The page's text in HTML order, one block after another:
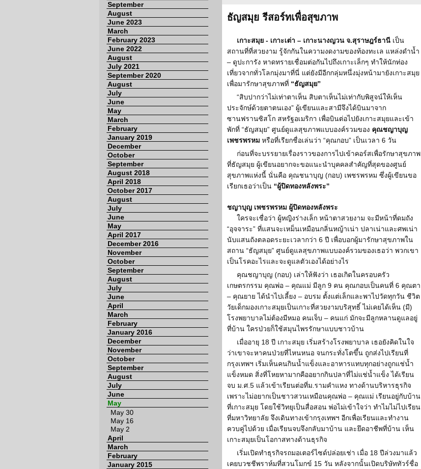
September
August
June 2023
March
February 2023
June 2022
August
July 2021
September 2020
August
July
June
May
March
February
January 2019
December
October
September
August 2018
April 2018
October 2017
August
July
June
May
April 2017
December 2016
November
October
September
August
July
June
April
March
February
January 2016
December
November
October
September
August
July
June
May
May 30
May 16
May 2
April
March
February
January 2015
ธัญสมุย รีสอร์ทเพื่อสุขภาพ
เกาะสมุย - เกาะเต่า – เกาะนางญวน จ.สุราษฎร์ธานี เป็น
สถานที่ที่สวยงาม รู้จักกันในความงดงามของท้องทะเล แหล่งดำน้ำ
– ดูปะการัง หาดทรายเชื่อมต่อกันไปถึงเกาะเล็กๆ ทำให้นักท่อง
เที่ยวจากทั่วโลกมุ่งมาที่นี่ แต่ยังมีอีกกลุ่มหนึ่งมุ่งหน้ามายังเกาะสมุย
เพื่อมารักษาสุขภาพที่ “ธัญสมุย”
“สิบปากว่าไม่เท่าตาเห็น สิบตาเห็นไม่เท่ากับพิสูจน์ให้เห็น
ประจักษ์ด้วยตาตนเอง” ผู้เขียนและสามีจึงได้บินมาจาก
ซานฟรานซิสโก สหรัฐอเมริกา เพื่อบินต่อไปยังเกาะสมุยและเข้า
พักที่ “ธัญสมุย” ศูนย์ดูแลสุขภาพแบบองค์รวมของ คุณชญาบุญ
เพชรพรหม หรือที่เรียกชื่อเล่นว่า “คุณกอบ” เป็นเวลา 6 วัน
ก่อนที่จะบรรยายเรื่องราวของการไปเข้าคอร์สเพื่อรักษาสุขภาพ
ที่ธัญสมุย ผู้เขียนอยากจะขอแนะนำบุคคลสำคัญที่สุดของศูนย์
สุขภาพแห่งนี้ นั่นคือ คุณชนาบุญ (กอบ) เพชรพรหม ซึ่งผู้เขียนขอ
เรียกเธอว่าเป็น “ผู้ปิดทองหลังพระ”
ชญาบุญ เพชรพรหม ผู้ปิดทองหลังพระ
ใครจะเชื่อว่า ผู้หญิงร่างเล็ก หน้าตาสวยงาม จะมีหน้าที่ดมถัง
“อุจจาระ” ที่แสนจะเหม็นเหมือนกลิ่นหญ้าเน่า ปลาเน่าและศพเน่า
นับแสนถังตลอดระยะเวลากว่า 6 ปี เพื่อบอกผู้มารักษาสุขภาพใน
สถาน “ธัญสมุย” ศูนย์ดูแลสุขภาพแบบองค์รวมของเธอว่า พวกเขา
เป็นโรคอะไรและจะดูแลตัวเองได้อย่างไร
คุณชญาบุญ (กอบ) เล่าให้ฟังว่า เธอเกิดในครอบครัว
เกษตรกรรม คุณพ่อ – คุณแม่ มีลูก 9 คน คุณกอบเป็นคนที่ 6 คุณตา
– คุณยาย ได้นำไปเลี้ยง – อบรม ตั้งแต่เล็กและพาไปวัดทุกวัน ชีวิต
วัยเด็กมองเกาะสมุยเป็นเกาะที่สวยงามบริสุทธิ์ ไม่เคยได้เห็น (มี)
โรงพยาบาลไม่ต้องมีหมอ คนเจ็บ – คนแก่ มักจะมีลูกหลานดูแลอยู่
ที่บ้าน ใครป่วยก็ใช้สมุนไพรรักษาแบบชาวบ้าน
เมื่ออายุ 18 ปี เกาะสมุย เริ่มสร้างโรงพยาบาล เธอยังคิดในใจ
ว่าเขาจะหาคนป่วยที่ไหนหนอ จนกระทั่งโตขึ้น ถูกส่งไปเรียนที่
กรุงเทพฯ เริ่มเห็นคนกินน้ำแข็งและอาหารแทบทุกอย่างถูกแช่น้ำ
แข็งหมด สิ่งที่โหยหามากคืออยากกินปลาที่ไม่แช่น้ำแข็ง ได้เรียน
จบ ม.ศ.5 แล้วเข้าเรียนต่อที่ม.รามคำแหง ทางด้านบริหารธุรกิจ
เพราะไม่อยากเป็นชาวสวนเหมือนคุณพ่อ – คุณแม่ เรียนอยู่กับบ้าน
ที่เกาะสมุย โดยใช้วิทยุเป็นสื่อสอน พ่อไม่เข้าใจว่า ทำไมไม่ไปเรียน
ที่มหาวิทยาลัย จึงเดินทางเข้ากรุงเทพฯ อีกเพื่อเรียนและทำงาน
ควบคู่ไปด้วย เมื่อเรียนจบจึงกลับมาบ้าน และยึดอาชีพที่บ้าน เห็น
เกาะสมุยเป็นโอกาสทางด้านธุรกิจ
เริ่มเปิดทำธุรกิจรถมอเตอร์ไซด์ปล่อยเช่า เมื่อ 18 ปีล่วงมาแล้ว
เคยบวชชีพราห์มที่สวนโมกข์ 15 วัน หลังจากนั้นเปิดบริษัททัวร์ชื่อ